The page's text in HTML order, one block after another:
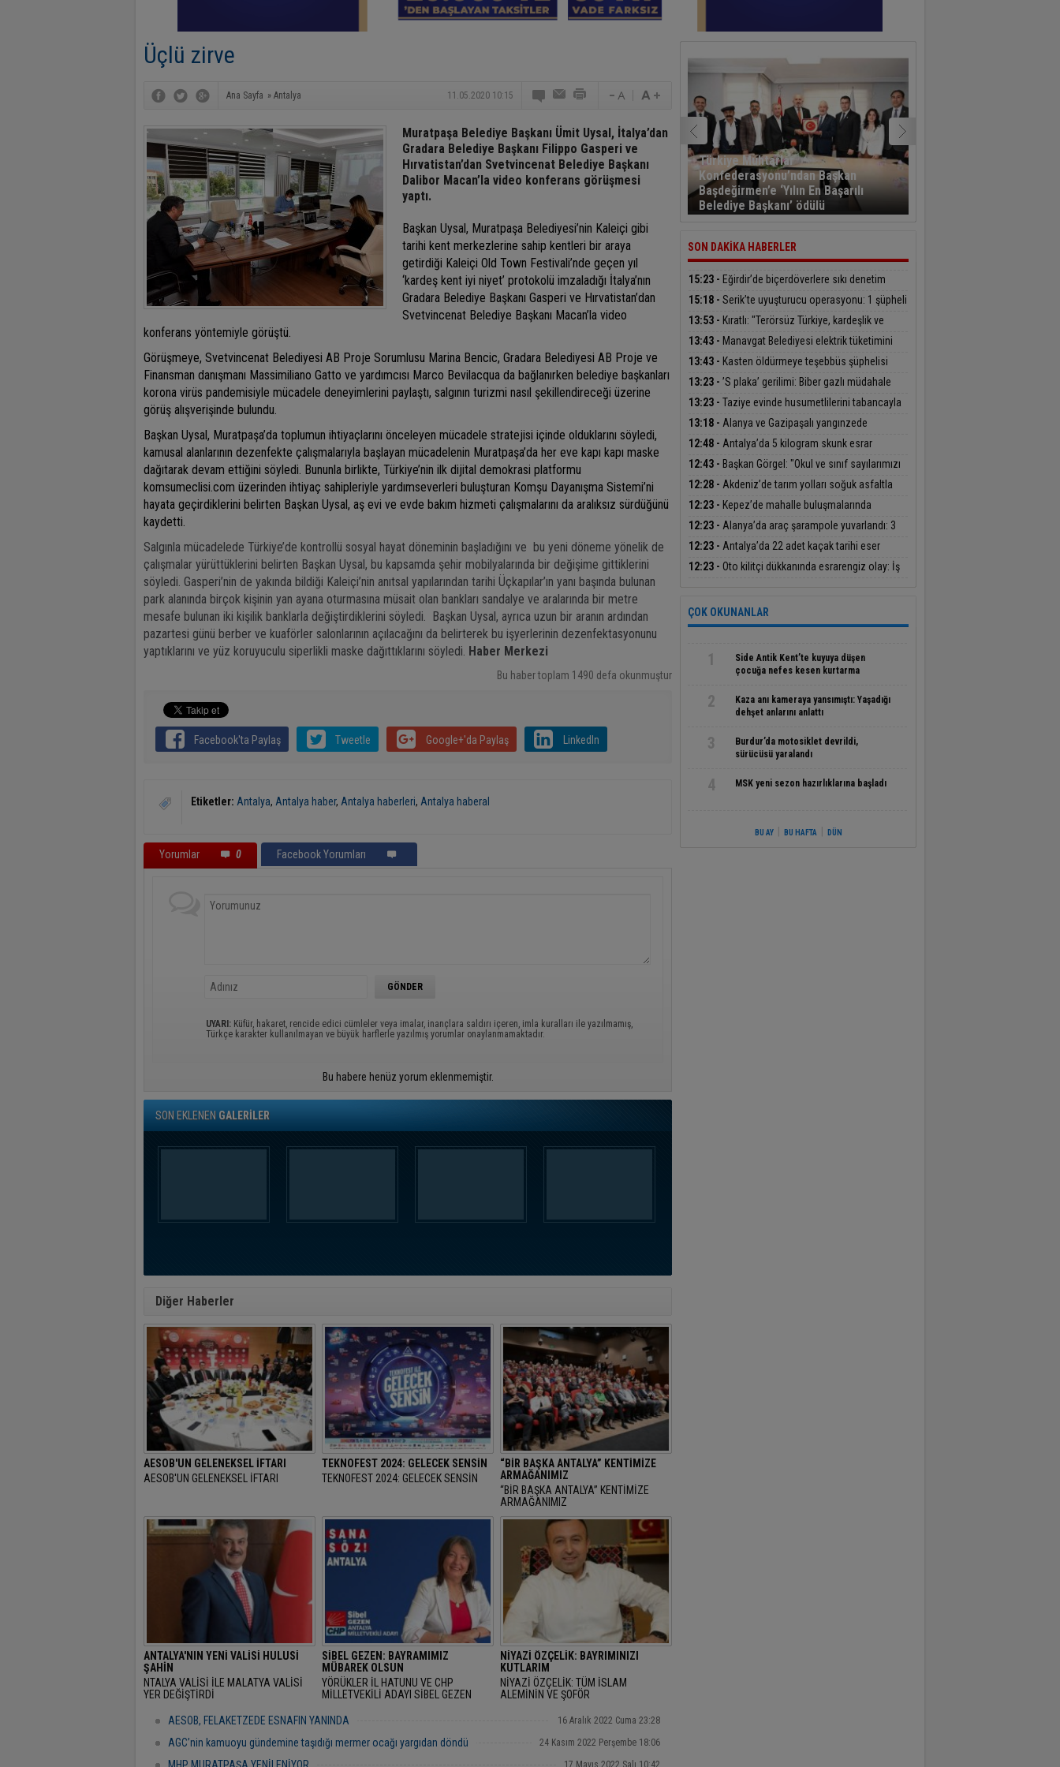
Üçlü zirve
Ana Sayfa » Antalya 11.05.2020 10:15
Muratpaşa Belediye Başkanı Ümit Uysal, İtalya’dan
Gradara Belediye Başkanı Filippo Gasperi ve
Hırvatistan’dan Svetvincenat Belediye Başkanı
Dalibor Macan’la video konferans görüşmesi
yaptı.
Başkan Uysal, Muratpaşa Belediyesi’nin Kaleiçi gibi
tarihi kent merkezlerine sahip kentleri bir araya
getirdiği Kaleiçi Old Town Festivali’nde geçen yıl
‘kardeş kent iyi niyet’ protokolü imzaladığı İtalya’nın
Gradara Belediye Başkanı Gasperi ve Hırvatistan’dan
Svetvincenat Belediye Başkanı Macan’la video
konferans yöntemiyle görüştü.
Görüşmeye, Svetvincenat Belediyesi AB Proje Sorumlusu Marina Bencic, Gradara Belediyesi AB Proje ve
Finansman danışmanı Massimiliano Gatto ve yardımcısı Marco Bevilacqua da bağlanırken belediye başkanları
korona virüs pandemisiyle mücadele deneyimlerini paylaştı, salgının turizmi nasıl şekillendireceği üzerine
görüş alışverişinde bulundu.
Başkan Uysal, Muratpaşa’da toplumun ihtiyaçlarını önceleyen mücadele stratejisi içinde olduklarını söyledi,
kamusal alanlarının dezenfekte çalışmalarıyla başlayan mücadelenin Muratpaşa’da her eve kapı kapı maske
dağıtarak devam ettiğini söyledi. Bununla birlikte, Türkiye’nin ilk dijital demokrasi platformu
komsumeclisi.com üzerinden ihtiyaç sahipleriyle yardımseverleri buluşturan Komşu Dayanışma Sistemi’ni
hayata geçirdiklerini belirten Başkan Uysal, aş evi ve evde bakım hizmeti çalışmalarını da aralıksız sürdüğünü
kaydetti.
Salgınla mücadelede Türkiye’de kontrollü sosyal hayat döneminin başladığını ve bu yeni döneme yönelik de
çalışmalar yürüttüklerini belirten Başkan Uysal, bu kapsamda şehir mobilyalarında bir değişime gittiklerini
söyledi. Gasperi’nin de yakında bildiği Kaleiçi’nin anıtsal yapılarından tarihi Üçkapılar’ın yanı başında bulunan
park alanında birçok kişinin yan ayana oturmasına müsait olan bankları sandalye ve aralarında bir metre
mesafe bulunan iki kişilik banklarla değiştirdiklerini söyledi. Başkan Uysal, ayrıca uzun bir aranın ardından
pazartesi günü berber ve kuaförler salonlarının açılacağını da belirterek bu işyerlerinin dezenfektasyonunu
yaptıklarını ve yüz koruyuculu siperlikli maske dağıttıklarını söyledi. Haber Merkezi
Bu haber toplam 1490 defa okunmuştur
Facebook'ta Paylaş Tweetle Google+'da Paylaş LinkedIn
Etiketler: Antalya, Antalya haber, Antalya haberleri, Antalya haberal
Yorumlar 0 Facebook Yorumları
UYARI: Küfür, hakaret, rencide edici cümleler veya imalar, inançlara saldırı içeren, imla kuralları ile yazılmamış,
Türkçe karakter kullanılmayan ve büyük harflerle yazılmış yorumlar onaylanmamaktadır.
Bu habere henüz yorum eklenmemiştir.
SON EKLENEN GALERİLER
Diğer Haberler
AESOB'UN GELENEKSEL İFTARI
AESOB'UN GELENEKSEL İFTARI
TEKNOFEST 2024: GELECEK SENSİN
TEKNOFEST 2024: GELECEK SENSİN
“BİR BAŞKA ANTALYA” KENTİMİZE
ARMAĞANIMIZ
“BİR BAŞKA ANTALYA” KENTİMİZE
ARMAĞANIMIZ
ANTALYA'NIN YENİ VALİSİ HULUSİ
ŞAHİN
NTALYA VALİSİ İLE MALATYA VALİSİ
YER DEĞİŞTİRDİ
SİBEL GEZEN: BAYRAMIMIZ
MÜBAREK OLSUN
YÖRÜKLER İL HATUNU VE CHP
MİLLETVEKİLİ ADAYI SİBEL GEZEN
"BAŞRAMIMIZ MÜBAREK OLSUN" DEDİ.
NİYAZİ ÖZÇELİK: BAYRIMINIZI
KUTLARIM
NİYAZİ ÖZÇELİK: TÜM İSLAM
ALEMİNİN VE ŞOFÖR
BAYRAMINIZI KUTLARIM
AESOB, FELAKETZEDE ESNAFIN YANINDA 16 Aralık 2022 Cuma 23:28
AGC’nin kamuoyu gündemine taşıdığı mermer ocağı yargıdan döndü 24 Kasım 2022 Perşembe 18:06
17 Mayıs 2022 Salı 10:42
Türkiye Muhtarlar
Konfederasyonu’ndan Başkan
Başdeğirmen’e ‘Yılın En Başarılı
Belediye Başkanı’ ödülü
SON DAKİKA HABERLER
15:23 - Eğirdir’de biçerdöverlere sıkı denetim
15:18 - Serik’te uyuşturucu operasyonu: 1 şüpheli
tutuklandı
13:53 - Kıratlı: "Terörsüz Türkiye, kardeşlik ve
güçlü gelecek demektir"
13:43 - Manavgat Belediyesi elektrik tüketimini
güneşten karşılayacak
13:43 - Kasten öldürmeye teşebbüs şüphelisi
tutuklandı
13:23 - ’S plaka’ gerilimi: Biber gazlı müdahale
13:23 - Taziye evinde husumetlilerini tabancayla
kovalayan şüpheli gözaltına alındı
13:18 - Alanya ve Gazipaşalı yangınzede
üreticilere sera naylonu desteği
12:48 - Antalya’da 5 kilogram skunk esrar
maddesi ele geçirildi
12:43 - Başkan Görgel: "Okul ve sınıf sayılarımızı
artırdık"
12:28 - Akdeniz’de tarım yolları soğuk asfaltla
yenileniyor
12:23 - Kepez’de mahalle buluşmalarında
çocuklar hem öğrenip hem eğlendiler
12:23 - Alanya’da araç şarampole yuvarlandı: 3
yaralı
12:23 - Antalya’da 22 adet kaçak tarihi eser
yakalandı
12:23 - Oto kilitçi dükkanında esrarengiz olay: İş
ÇOK OKUNANLAR
1
Side Antik Kent’te kuyuya düşen
çocuğa nefes kesen kurtarma
2
Kaza anı kameraya yansımıştı: Yaşadığı
dehşet anlarını anlattı
3
Burdur’da motosiklet devrildi,
sürücüsü yaralandı
4 MSK yeni sezon hazırlıklarına başladı
BU AY BU HAFTA DÜN